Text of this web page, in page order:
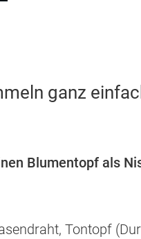
ganz
Blumentopf als
Tontopf